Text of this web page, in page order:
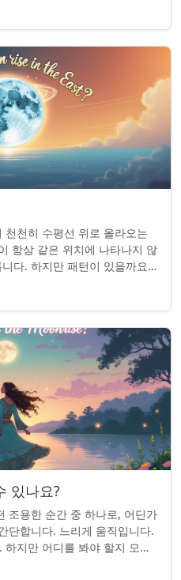
천히 수평선 위로 올라오는
항상 같은 위치에 나타나지 않
다. 하지만 패턴이 있을까요?
있나요?
조용한 순간 중 하나로, 어딘가
단합니다. 느리게 움직입니다.
지만 어디를 봐야 할지 모르